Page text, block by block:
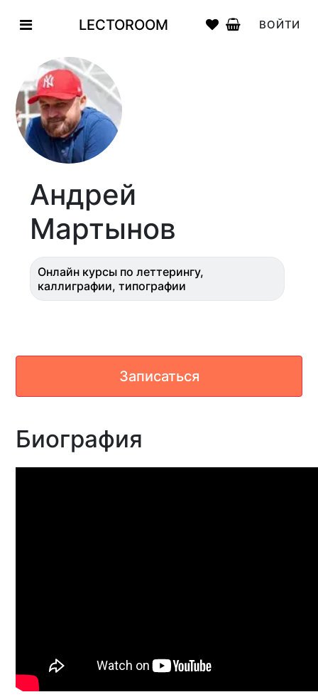
LECTOROOM ВОЙТИ
Андрей
Мартынов
Онлайн курсы по леттерингу,
каллиграфии, типографии
Записаться
Биография